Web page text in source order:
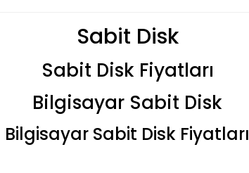
Sabit Disk
Sabit Disk Fiyatları
Bilgisayar Sabit Disk
Bilgisayar Sabit Disk Fiyatları